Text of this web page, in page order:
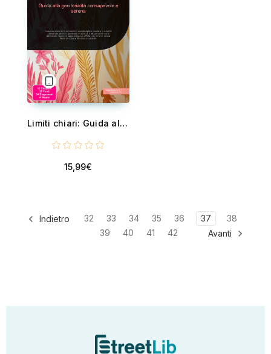
Limiti chiari: Guida alla genitorialità consapevole e serena - Impara a dare limiti ai bambini con disciplina positiva e autorità calma dei genitori, gestendo i capricci, il tempo schermo e definendo regole di casa adeguate ...
15,99€
Indietro 32 33 34 35 36 37
38
39
40 41 42 Avanti